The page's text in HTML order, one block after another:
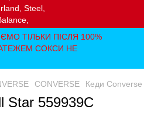
ТІЛЬКИ ПІСЛЯ 100%
СОКСИ НЕ
CONVERSE Кеди
Star 559939C